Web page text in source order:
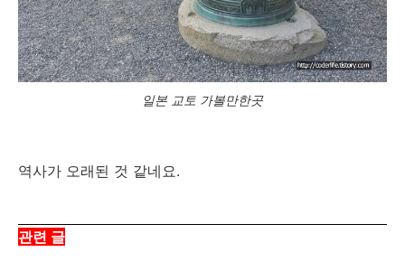
일본 교토 가볼만한곳
역사가 오래된 것 같네요.
관련 글